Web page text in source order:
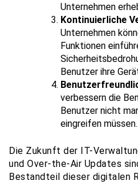
Unternehmen
Kontinuierliche
Unternehmen
Funktionen
Benutzer ihre
verbessern die
Benutzer nicht
eingreifen müssen.
Die Zukunft der IT-
und Over-the-Air Updates
Bestandteil dieser digitalen